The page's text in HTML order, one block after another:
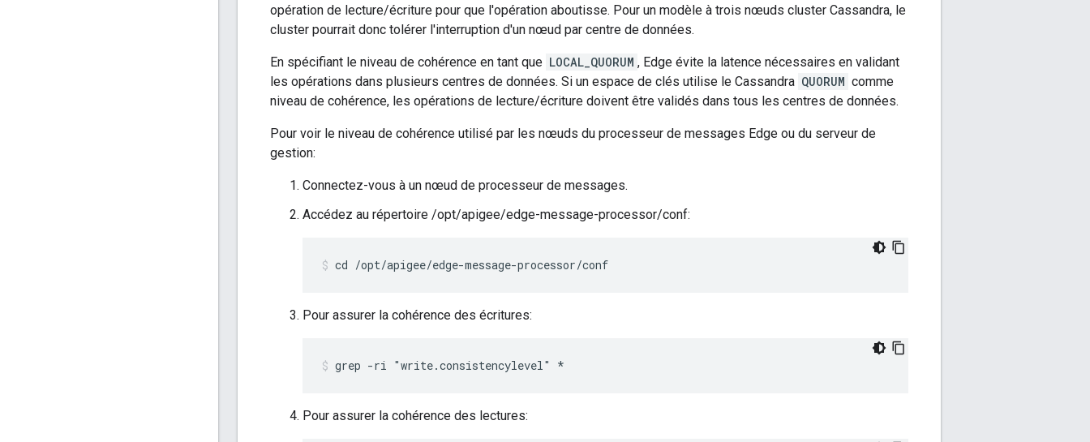
opération de lecture/écriture pour que l'opération aboutisse. Pour un modèle à trois nœuds cluster Cassandra, le
cluster pourrait donc tolérer l'interruption d'un nœud par centre de données.
En spécifiant le niveau de cohérence en tant que LOCAL_QUORUM , Edge évite la latence nécessaires en validant
les opérations dans plusieurs centres de données. Si un espace de clés utilise le Cassandra QUORUM comme
niveau de cohérence, les opérations de lecture/écriture doivent être validés dans tous les centres de données.
Pour voir le niveau de cohérence utilisé par les nœuds du processeur de messages Edge ou du serveur de
gestion:
Connectez-vous à un nœud de processeur de messages.
Accédez au répertoire /opt/apigee/edge-message-processor/conf:
cd /opt/apigee/edge-message-processor/conf
Pour assurer la cohérence des écritures:
grep -ri "write.consistencylevel" *
Pour assurer la cohérence des lectures: